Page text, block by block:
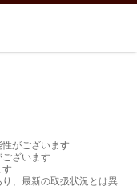
がございます
ざいます
、最新の取扱状況とは異